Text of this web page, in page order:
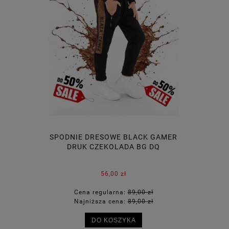
SPODNIE DRESOWE BLACK GAMER
DRUK CZEKOLADA BG DQ
56,00 zł
Cena regularna:89,00 zł
Najniższa cena:89,00 zł
DO KOSZYKA